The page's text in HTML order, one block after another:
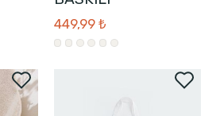
449,99 ₺